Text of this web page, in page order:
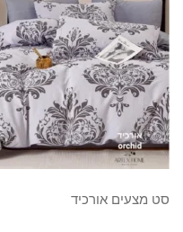
סט מצעים אורכיד